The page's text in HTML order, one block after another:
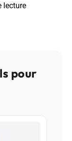
lecture
pour